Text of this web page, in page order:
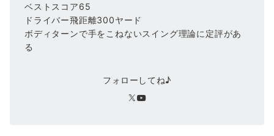
ベストスコア65
ドライバー飛距離300ヤード
ボディターンで手をこねないスイング理論に定評があ
る
フォローしてね♪